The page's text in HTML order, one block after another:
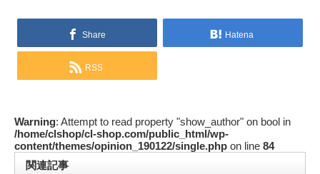
Share Hatena
RSS
Warning: Attempt to read property "show_author" on bool in
/home/clshop/cl-shop.com/public_html/wp-
content/themes/opinion_190122/single.php on line 84
関連記事